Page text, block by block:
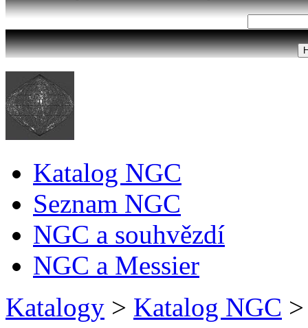
Katalog NGC
Seznam NGC
NGC a souhvězdí
NGC a Messier
Katalogy > Katalog NGC >